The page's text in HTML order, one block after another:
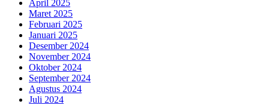
April 2025
Maret 2025
Februari 2025
Januari 2025
Desember 2024
November 2024
Oktober 2024
September 2024
Agustus 2024
Juli 2024